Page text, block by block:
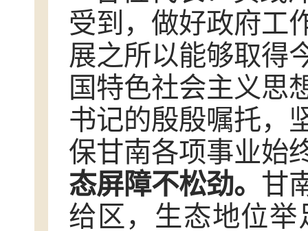
受到，做好政府工
展之所以能够取得
国特色社会主义思
书记的殷殷嘱托，
保甘南各项事业始
态屏障不松劲。 甘
给区，生态地位